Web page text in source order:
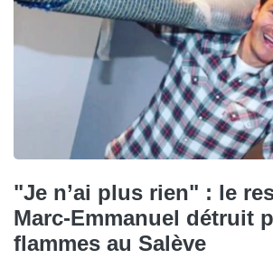
"Je n’ai plus rien" : le
Marc-Emmanuel détruit
flammes au Salève